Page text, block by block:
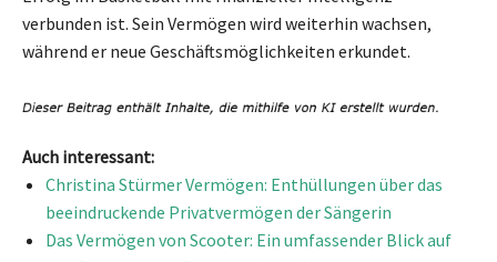
verbunden ist. Sein Vermögen wird weiterhin wachsen,
während er neue Geschäftsmöglichkeiten erkundet.
Auch interessant:
Christina Stürmer Vermögen: Enthüllungen über das
beeindruckende Privatvermögen der Sängerin
Das Vermögen von Scooter: Ein umfassender Blick auf